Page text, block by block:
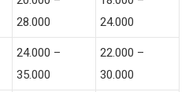
28.000
24.000
24.000 –
35.000
22.000 –
30.000